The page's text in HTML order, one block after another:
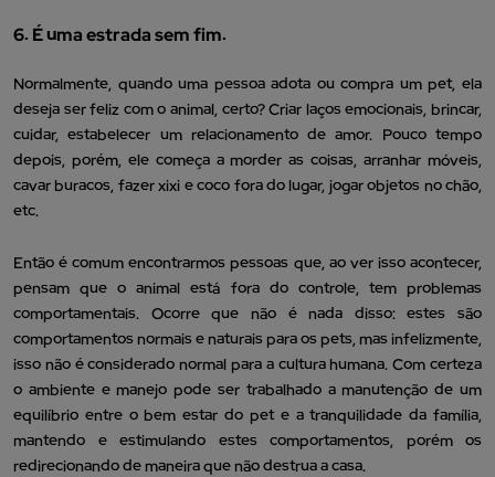
6. É uma estrada sem fim.
Normalmente, quando uma pessoa adota ou compra um pet, ela
deseja ser feliz com o animal, certo? Criar laços emocionais, brincar,
cuidar, estabelecer um relacionamento de amor. Pouco tempo
depois, porém, ele começa a morder as coisas, arranhar móveis,
cavar buracos, fazer xixi e coco fora do lugar, jogar objetos no chão,
etc.
Então é comum encontrarmos pessoas que, ao ver isso acontecer,
pensam que o animal está fora do controle, tem problemas
comportamentais. Ocorre que não é nada disso: estes são
comportamentos normais e naturais para os pets, mas infelizmente,
isso não é considerado normal para a cultura humana. Com certeza
o ambiente e manejo pode ser trabalhado a manutenção de um
equilíbrio entre o bem estar do pet e a tranquilidade da família,
mantendo e estimulando estes comportamentos, porém os
redirecionando de maneira que não destrua a casa.